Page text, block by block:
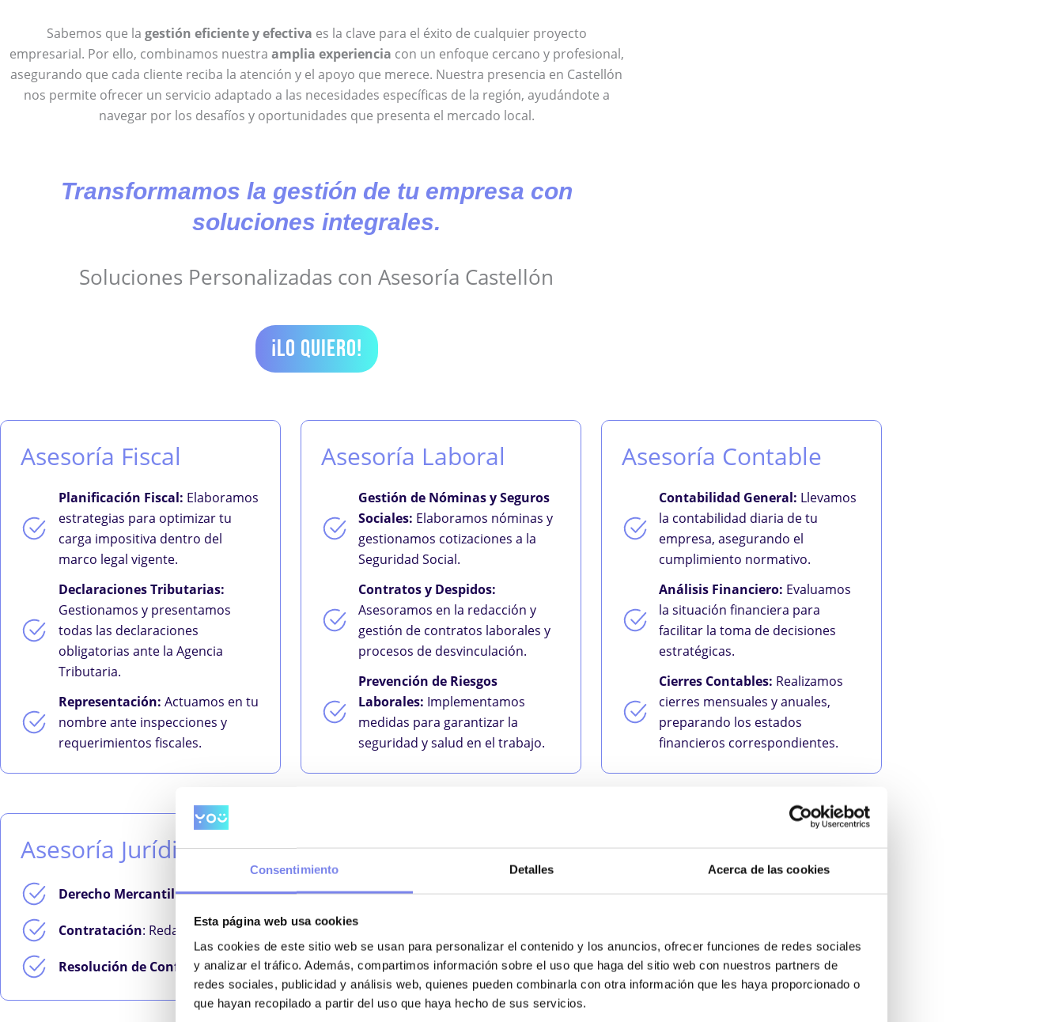
Consentimiento Detalles Acerca de las cookies
Esta página web usa cookies
Las cookies de este sitio web se usan para personalizar el contenido y los anuncios, ofrecer funciones de redes sociales
y analizar el tráfico. Además, compartimos información sobre el uso que haga del sitio web con nuestros partners de
redes sociales, publicidad y análisis web, quienes pueden combinarla con otra información que les haya proporcionado o
que hayan recopilado a partir del uso que haya hecho de sus servicios.
Sabemos que la gestión eficiente y efectiva es la clave para el éxito de cualquier proyecto
empresarial. Por ello, combinamos nuestra amplia experiencia con un enfoque cercano y profesional,
asegurando que cada cliente reciba la atención y el apoyo que merece. Nuestra presencia en Castellón
nos permite ofrecer un servicio adaptado a las necesidades específicas de la región, ayudándote a
navegar por los desafíos y oportunidades que presenta el mercado local.
Transformamos la gestión de tu empresa con
soluciones integrales.
Soluciones Personalizadas con Asesoría Castellón
¡LO QUIERO!
Asesoría Fiscal
Planificación Fiscal: Elaboramos
estrategias para optimizar tu
carga impositiva dentro del
marco legal vigente.
Declaraciones Tributarias:
Gestionamos y presentamos
todas las declaraciones
obligatorias ante la Agencia
Tributaria.
Representación: Actuamos en tu
nombre ante inspecciones y
requerimientos fiscales.
Asesoría Laboral
Gestión de Nóminas y Seguros
Sociales: Elaboramos nóminas y
gestionamos cotizaciones a la
Seguridad Social.
Contratos y Despidos:
Asesoramos en la redacción y
gestión de contratos laborales y
procesos de desvinculación.
Prevención de Riesgos
Laborales: Implementamos
medidas para garantizar la
seguridad y salud en el trabajo.
Asesoría Contable
Contabilidad General: Llevamos
la contabilidad diaria de tu
empresa, asegurando el
cumplimiento normativo.
Análisis Financiero: Evaluamos
la situación financiera para
facilitar la toma de decisiones
estratégicas.
Cierres Contables: Realizamos
cierres mensuales y anuales,
preparando los estados
financieros correspondientes.
Asesoría Jurídica
Derecho Mercantil:Asesoramiento en constitución de sociedades, fusiones y adquisiciones.
Contratación: Redacción y revisión de todo tipo de contratos mercantiles.
Resolución de Conflictos:Mediación y representación en procesos judiciales y extrajudiciales.